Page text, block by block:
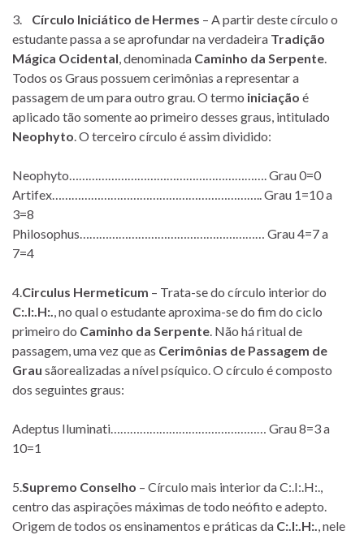
3. Círculo Iniciático de Hermes – A partir deste círculo o
estudante passa a se aprofundar na verdadeira Tradição
Mágica Ocidental, denominada Caminho da Serpente.
Todos os Graus possuem cerimônias a representar a
passagem de um para outro grau. O termo iniciação é
aplicado tão somente ao primeiro desses graus, intitulado
Neophyto. O terceiro círculo é assim dividido:
Neophyto……………………………………………………. Grau 0=0
Artifex……………………………………………………….. Grau 1=10 a
3=8
Philosophus………………………………………………… Grau 4=7 a
7=4
4.Circulus Hermeticum – Trata-se do círculo interior do
C:.I:.H:., no qual o estudante aproxima-se do fim do ciclo
primeiro do Caminho da Serpente. Não há ritual de
passagem, uma vez que as Cerimônias de Passagem de
Grau sãorealizadas a nível psíquico. O círculo é composto
dos seguintes graus:
Adeptus Iluminati………………………………………… Grau 8=3 a
10=1
5.Supremo Conselho – Círculo mais interior da C:.I:.H:.,
centro das aspirações máximas de todo neófito e adepto.
Origem de todos os ensinamentos e práticas da C:.I:.H:., nele